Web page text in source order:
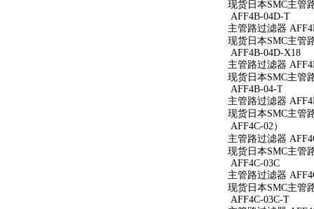
现货日本SMC主管
AFF4B-04D-T
主管路过滤器
现货日本SMC主管
AFF4B-04D-X18
主管路过滤器
现货日本SMC主管
AFF4B-04-T
主管路过滤器
现货日本SMC主管
AFF4C-02）
主管路过滤器
现货日本SMC主管
AFF4C-03C
主管路过滤器
现货日本SMC主管
AFF4C-03C-T